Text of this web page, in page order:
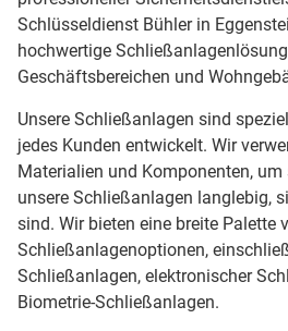
Schlüsseldienst Bühler in
hochwertige
Geschäftsbereichen und
Unsere Schließanlagen sind
jedes Kunden entwickelt. Wir
Materialien und Komponenten,
unsere Schließanlagen langlebig,
sind. Wir bieten eine breite Palette
Schließanlagenoptionen,
Schließanlagen, elektronischer
Biometrie-Schließanlagen.